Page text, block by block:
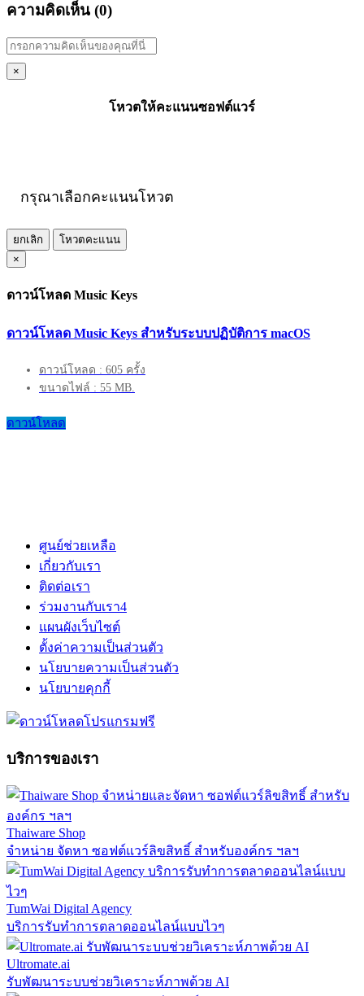
ความคิดเห็น (0)
×
โหวตให้คะแนนซอฟต์แวร์
กรุณาเลือกคะแนนโหวต
ยกเลิก
โหวตคะแนน
×
ดาวน์โหลด Music Keys
ดาวน์โหลด Music Keys สำหรับระบบปฏิบัติการ macOS
ดาวน์โหลด : 605 ครั้ง
ขนาดไฟล์ : 55 MB.
ดาวน์โหลด
ศูนย์ช่วยเหลือ
เกี่ยวกับเรา
ติดต่อเรา
ร่วมงานกับเรา4
แผนผังเว็บไซต์
ตั้งค่าความเป็นส่วนตัว
นโยบายความเป็นส่วนตัว
นโยบายคุกกี้
บริการของเรา
Thaiware Shop
จำหน่าย จัดหา ซอฟต์แวร์ลิขสิทธิ์ สำหรับองค์กร ฯลฯ
TumWai Digital Agency
บริการรับทำการตลาดออนไลน์แบบไวๆ
Ultromate.ai
รับพัฒนาระบบช่วยวิเคราะห์ภาพด้วย AI